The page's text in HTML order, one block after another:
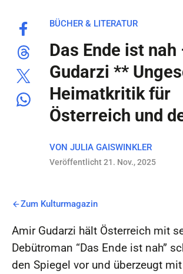
BÜCHER & LITERATUR
Das Ende ist
Gudarzi **
Heimatkritik für
Österreich und
VON JULIA GAISWINKLER
Veröffentlicht 21. Nov., 2025
Zum Kulturmagazin
Amir Gudarzi hält Österreich mit
Debütroman “Das Ende ist nah”
den Spiegel vor und überzeugt